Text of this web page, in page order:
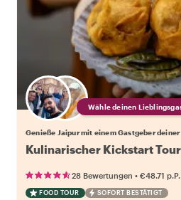
Wähle deinen
Genieße Jaipur mit einem Gastgeber deiner
Kulinarischer Kickstart
28 Bewertungen • €48.71 p.P.
FOOD TOUR SOFORT BESTÄTIGT